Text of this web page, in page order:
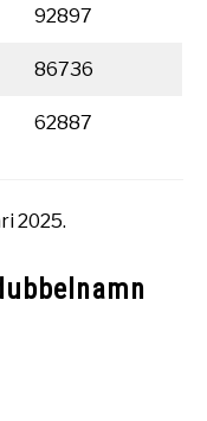
92897
86736
62887
2025.